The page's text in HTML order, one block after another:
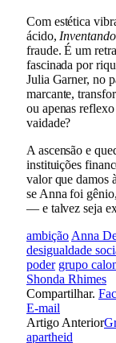
Com estética
ácido,
fraude. É um
fascinada por
Julia Garner, no
marcante,
ou apenas
vaidade?
A ascensão e
instituições
valor que damos
se Anna foi
— e talvez seja
ambição Anna
desigualdade
poder grupo
Shonda Rhimes
Compartilhar.
E-mail
Artigo Anterior
apartheid